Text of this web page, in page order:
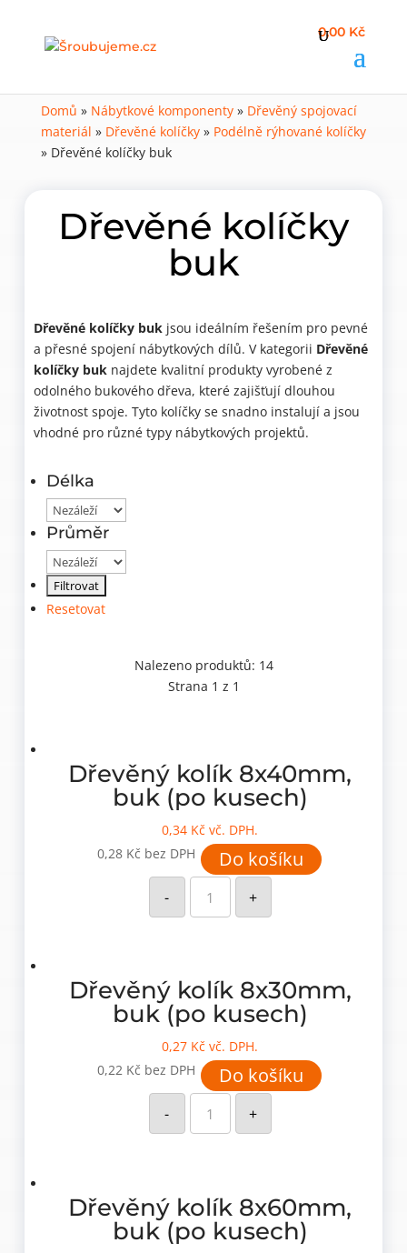
0,00 Kč
Domů » Nábytkové komponenty» Dřevěný spojovací
materiál » Dřevěné kolíčky» Podélně rýhované kolíčky
» Dřevěné kolíčky buk
Dřevěné kolíčky
buk
Dřevěné kolíčky buk jsou ideálním řešením pro pevné
a přesné spojení nábytkových dílů. V kategorii Dřevěné
kolíčky buk najdete kvalitní produkty vyrobené z
odolného bukového dřeva, které zajišťují dlouhou
životnost spoje. Tyto kolíčky se snadno instalují a jsou
vhodné pro různé typy nábytkových projektů.
Délka
Průměr
Resetovat
Nalezeno produktů: 14
Strana 1 z 1
Dřevěný kolík 8x40mm,
buk (po kusech)
0,34 Kč vč. DPH.
0,28 Kč bez DPH Do košíku
-
Dřevěný
kolík
8x40mm,
buk
+
Dřevěný kolík 8x30mm,
buk (po kusech)
0,27 Kč vč. DPH.
0,22 Kč bez DPH Do košíku
-
Dřevěný
kolík
8x30mm,
buk
+
Dřevěný kolík 8x60mm,
buk (po kusech)